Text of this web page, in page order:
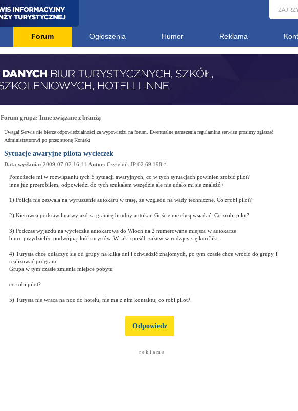
Forum Ogłoszenia Humor Reklama
Forum grupa: Inne związane z branżą
Uwaga! Serwis nie bierze odpowiedzialności za wypowiedzi na forum. Ewentualne naruszenia regulaminu serwisu prosimy zgłaszać
Administratorowi po przez stronę Kontakt
Sytuacje awaryjne pilota wycieczek
Data wysłania: 2009-07-02 16:11 Autor: Czytelnik IP 62.69.198.*
Pomożecie mi w rozwiązaniu tych 5 sytuacji awaryjnych, co w tych sytuacjach powinien zrobić pilot?
inne już przerobiłem, odpowiedzi do tych szukałem wszędzie ale nie udało mi się znależć:/
1) Policja nie zezwala na wyruszenie autokaru w trasę, ze względu na wady techniczne. Co zrobi pilot?
2) Kierowca podstawił na wyjazd za granicę brudny autokar. Goście nie chcą wsiadać. Co zrobi pilot?
3) Podczas wyjazdu na wycieczkę autokarową do Włoch na 2 numerowane miejsca w autokarze
biuro przydzieliło podwójną ilość turystów. W jaki sposób załatwisz rodzący się konflikt.
4) Turysta chce odłączyć się od grupy na kilka dni i odwiedzić znajomych, po tym czasie chce wrócić do grupy i
realizować program.
Grupa w tym czasie zmienia miejsce pobytu
co robi pilot?
5) Turysta nie wraca na noc do hotelu, nie ma z nim kontaktu, co robi pilot?
Odpowiedz
r e k l a m a